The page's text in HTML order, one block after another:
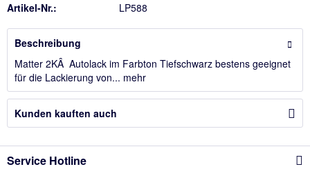
Artikel-Nr.: LP588
Beschreibung
Matter 2KÂ Autolack im Farbton Tiefschwarz bestens geeignet
für die Lackierung von... mehr
Kunden kauften auch
Service Hotline